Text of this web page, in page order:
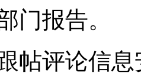
门报告。
帖评论信